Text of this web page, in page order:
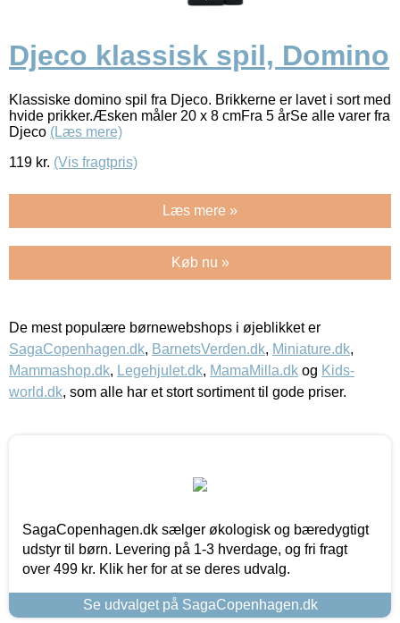
Djeco klassisk spil, Domino
Klassiske domino spil fra Djeco. Brikkerne er lavet i sort med
hvide prikker.Æsken måler 20 x 8 cmFra 5 årSe alle varer fra
Djeco (Læs mere)
119 kr. (Vis fragtpris)
Læs mere »
Køb nu »
De mest populære børnewebshops i øjeblikket er
SagaCopenhagen.dk, BarnetsVerden.dk, Miniature.dk,
Mammashop.dk, Legehjulet.dk, MamaMilla.dk og Kids-
world.dk, som alle har et stort sortiment til gode priser.
SagaCopenhagen.dk sælger økologisk og bæredygtigt
udstyr til børn. Levering på 1-3 hverdage, og fri fragt
over 499 kr. Klik her for at se deres udvalg.
Se udvalget på SagaCopenhagen.dk